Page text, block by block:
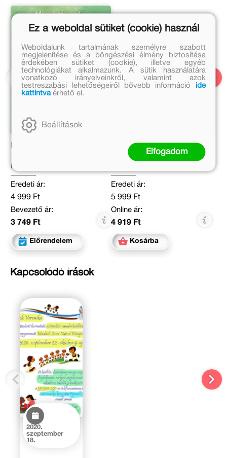
Marék Veronika
Eredeti ár:
4 999 Ft
Bevezető ár:
3 749 Ft
Előrendelem
Pörgess és játssz - A
kockásfülű nyúl
Eredeti ár:
5 999 Ft
Online ár:
4 919 Ft
Kosárba
Kapcsolódó írások
2020.
szeptember
18.
Ez a weboldal sütiket (cookie) használ
Weboldalunk tartalmának személyre szabott
megjelenítése és a böngészési élmény biztosítása
érdekében sütiket (cookie), illetve egyéb
technológiákat alkalmazunk. A sütik használatára
vonatkozó irányelveinkről, valamint azok
testreszabási lehetőségeiről bővebb információ
ide
kattintvaérhető el.
Beállítások
Elfogadom